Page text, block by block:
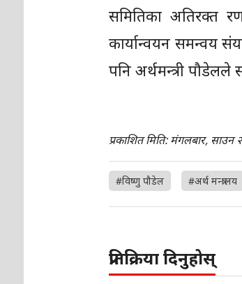
समितिका अतिरक्त
कार्यान्वयन समन्वय
पनि अर्थमन्त्री पौडेलले
प्रकाशित मिति: मंगलबार, साउन
#विष्णु पौडेल #अर्थ मन्त्रालय
प्रतिक्रिया दिनुहोस्